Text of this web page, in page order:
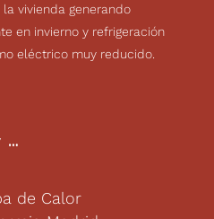
vivienda generando
en invierno y refrigeración
eléctrico muy reducido.
…
de Calor